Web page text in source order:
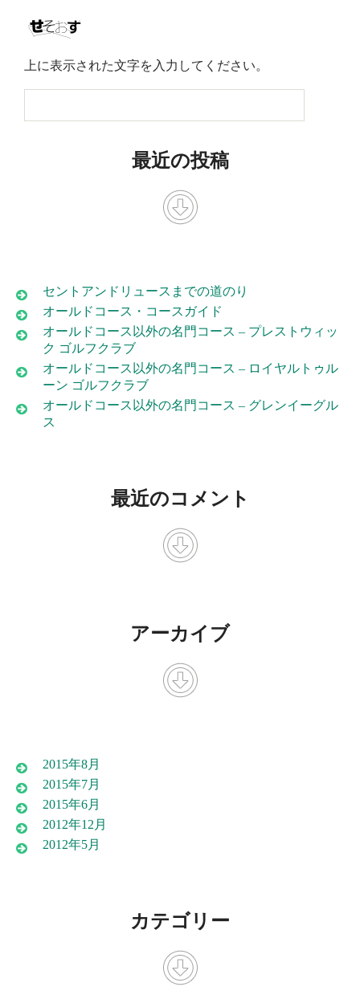
上に表示された文字を入力してください。
最近の投稿
セントアンドリュースまでの道のり
オールドコース・コースガイド
オールドコース以外の名門コース – プレストウィッ
ク ゴルフクラブ
オールドコース以外の名門コース – ロイヤルトゥル
ーン ゴルフクラブ
オールドコース以外の名門コース – グレンイーグル
ス
最近のコメント
アーカイブ
2015年8月
2015年7月
2015年6月
2012年12月
2012年5月
カテゴリー